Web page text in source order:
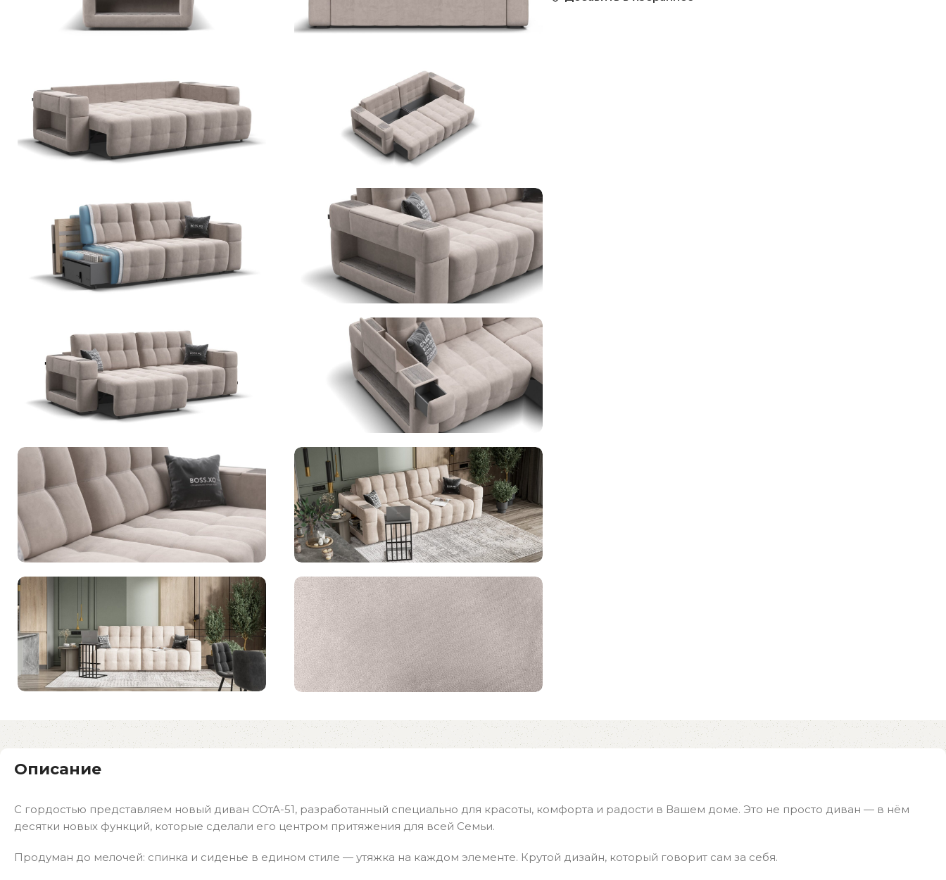
Описание
С гордостью представляем новый диван СОтА-51, разработанный специально для красоты, комфорта и радости в Вашем доме. Это не просто диван — в нём
десятки новых функций, которые сделали его центром притяжения для всей Семьи.
Продуман до мелочей: спинка и сиденье в едином стиле — утяжка на каждом элементе. Крутой дизайн, который говорит сам за себя.